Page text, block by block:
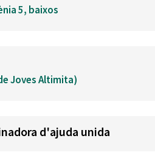
5, baixos
Joves Altimita)
d'ajuda unida